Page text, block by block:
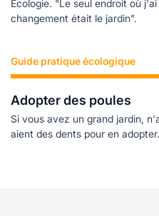
Écologie. "Le seul endroit où
changement était le jardin".
Guide pratique écologique
Adopter des poules
Si vous avez un grand jardin,
aient des dents pour en adopter.
Lire plus